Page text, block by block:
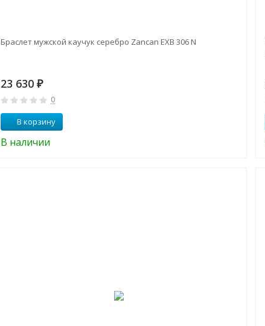
Браслет мужской каучук серебро Zancan EXB 306 N
23 630 ₽
0
В корзину
В наличии